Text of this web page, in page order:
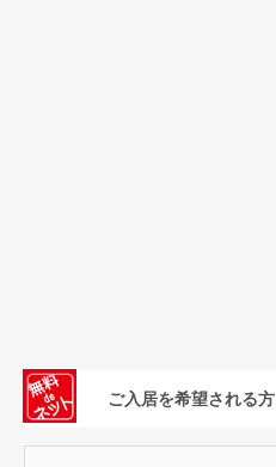
ご入居を希望される方